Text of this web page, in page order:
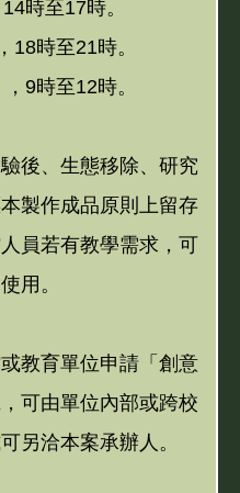
時至17時。
18時至21時。
9時至12時。
後、生態移除、研究
製作成品原則上留存
員若有教學需求，可
用。
教育單位申請「創意
可由單位內部或跨校
另洽本案承辦人。